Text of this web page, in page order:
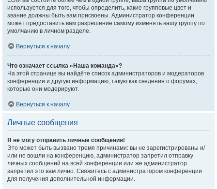
используется для того, чтобы определить, какие групповые цвет и
звание должны быть вам присвоены. Администратор конференции
может предоставить вам разрешение самому изменять вашу группу по
умолчанию в личном разделе.
Вернуться к началу
Что означает ссылка «Наша команда»?
На этой странице вы найдёте список администраторов и модераторов
конференции и другую информацию, такую как сведения о форумах,
которые они модерируют.
Вернуться к началу
Личные сообщения
Я не могу отправить личные сообщения!
Это может быть вызвано тремя причинами: вы не зарегистрированы и/
или не вошли на конференцию, администратор запретил отправку
личных сообщений на всей конференции или же администратор
запретил это вам лично. Свяжитесь с администратором конференции
для получения дополнительной информации.